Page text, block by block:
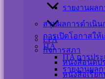
รายงานผล
LPA
กิจการสภา
หนังสือนัดป
หนังสือเรีย
สรุปผลการดำเนิ
การเปิดโอกาสให้
ITA
ITA การปร
รายงานผล